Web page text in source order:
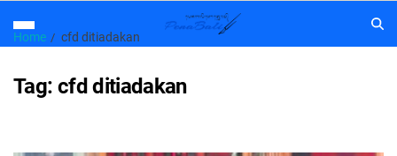
Home cfd ditiadakan
Tag: cfd ditiadakan